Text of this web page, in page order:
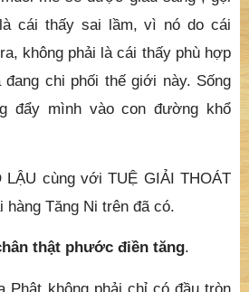
đang chi phối thế giới này. Sống
đẩy mình vào con đường khổ
cùng với TUỆ GIẢI THOÁT
Tăng Ni trên đã có.
thật phước điền tăng.
Phật không phải chỉ có đầu tròn
được trang bị bởi Giới định